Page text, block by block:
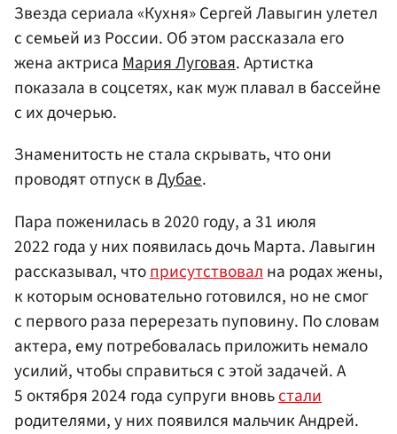
Звезда сериала «Кухня» Сергей Лавыгин улетел
с семьей из России. Об этом рассказала его
жена актрисаМария Луговая. Артистка
показала в соцсетях, как муж плавал в бассейне
с их дочерью.
Знаменитость не стала скрывать, что они
проводят отпуск вДубае.
Пара поженилась в 2020 году, а 31 июля
2022 года у них появилась дочь Марта. Лавыгин
рассказывал, чтоприсутствовал на родах жены,
к которым основательно готовился, но не смог
с первого раза перерезать пуповину. По словам
актера, ему потребовалась приложить немало
усилий, чтобы справиться с этой задачей. А
5 октября 2024 года супруги вновьстали
родителями, у них появился мальчик Андрей.